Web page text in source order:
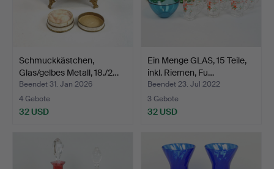
Schmuckkästchen,
Glas/gelbes Metall, 18./2…
Beendet 31. Jan 2026
4 Gebote
32 USD
Ein Menge GLAS, 15 Teile,
inkl. Riemen, Fu…
Beendet 23. Jul 2022
3 Gebote
32 USD